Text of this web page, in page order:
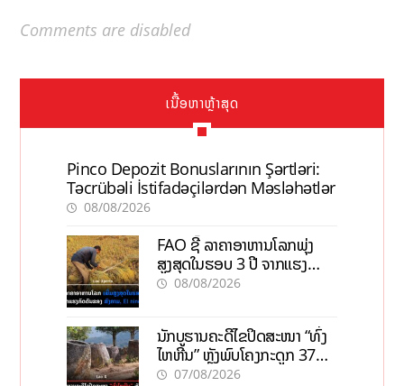
Comments are disabled
ເນື້ອຫາຫຼ້າສຸດ
Pinco Depozit Bonuslarının Şərtləri:
Təcrübəli İstifadəçilərdən Məsləhətlər
08/08/2026
FAO ຊີ້ ລາຄາອາຫານໂລກພຸ່ງ
ສູງສຸດໃນຮອບ 3 ປີ ຈາກແຮງ
ກົດດັນຂອງສົງຄາມ, El nino
08/08/2026
ນັກບູຮານຄະດີໄຂປິດສະໜາ “ທົ່ງ
ໄຫຫີນ” ຫຼັງພົບໂຄງກະດູກ 37
ຄົນໃນຫີນຍັກ
07/08/2026